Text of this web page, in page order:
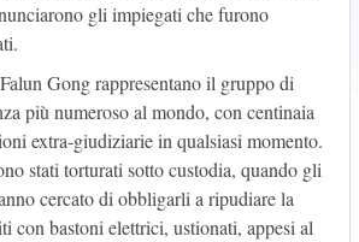
gli impiegati che furono
Gong rappresentano il gruppo di
più numeroso al mondo, con centinaia
extra-giudiziarie in qualsiasi momento.
stati torturati sotto custodia, quando gli
cercato di obbligarli a ripudiare la
con bastoni elettrici, ustionati, appesi al